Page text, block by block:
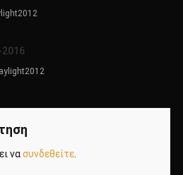
νασυνδεθείτε.